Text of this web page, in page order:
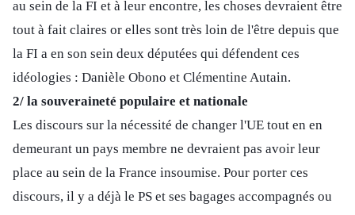
au sein de la FI et à leur encontre, les choses devraient être
tout à fait claires or elles sont très loin de l'être depuis que
la FI a en son sein deux députées qui défendent ces
idéologies : Danièle Obono et Clémentine Autain.
2/ la souveraineté populaire et nationale
Les discours sur la nécessité de changer l'UE tout en en
demeurant un pays membre ne devraient pas avoir leur
place au sein de la France insoumise. Pour porter ces
discours, il y a déjà le PS et ses bagages accompagnés ou